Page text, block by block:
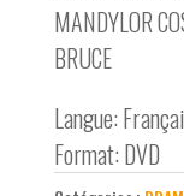
MANDYLOR
BRUCE
Langue:
Format: DVD